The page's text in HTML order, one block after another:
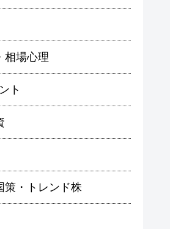
相場心理
ト
策・トレンド株